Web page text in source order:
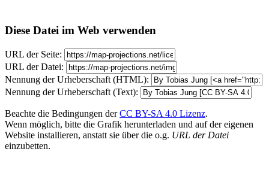
Diese Datei im Web verwenden
URL der Seite:
URL der Datei:
Nennung der Urheberschaft (HTML):
Nennung der Urheberschaft (Text):
Beachte die Bedingungen derCC BY-SA 4.0 Lizenz.
Wenn möglich, bitte die Grafik herunterladen und auf der eigenen
Website installieren, anstatt sie über die o.g. URL der Datei
einzubetten.